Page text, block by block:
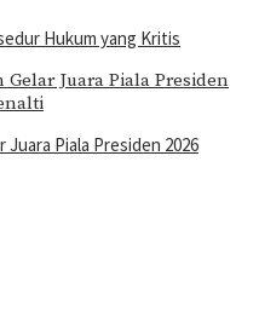
Hukum yang Kritis
Juara Piala Presiden 2026